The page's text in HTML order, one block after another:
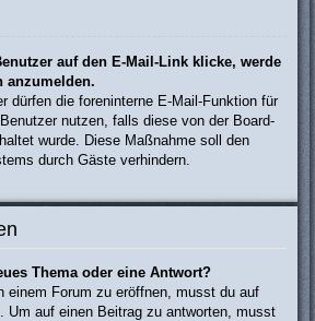
auf den E-Mail-Link klicke, werde
anzumelden.
dürfen die foreninterne E-Mail-Funktion für
nutzen, falls diese von der Board-
wurde. Diese Maßnahme soll den
durch Gäste verhindern.
Thema oder eine Antwort?
einem Forum zu eröffnen, musst du auf
Um auf einen Beitrag zu antworten, musst